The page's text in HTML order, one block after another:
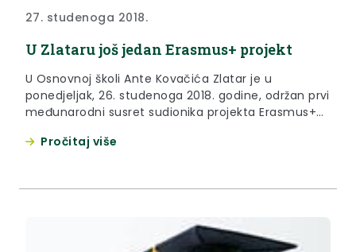
27. studenoga 2018.
U Zlataru još jedan Erasmus+ projekt
U Osnovnoj školi Ante Kovačića Zlatar je u
ponedjeljak, 26. studenoga 2018. godine, održan prvi
međunarodni susret sudionika projekta Erasmus+
Pročitaj više